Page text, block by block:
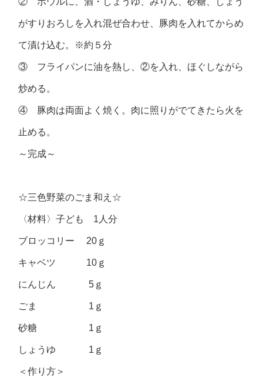
がすりおろしを入れ混ぜ合わせ、豚肉を入れてからめ
て漬け込む。※約５分
③ フライパンに油を熱し、②を入れ、ほぐしながら
炒める。
④ 豚肉は両面よく焼く。肉に照りがでてきたら火を
止める。
～完成～
☆三色野菜のごま和え☆
〈材料〉子ども 1人分
ブロッコリー 20ｇ
キャベツ 10ｇ
にんじん 5ｇ
ごま 1ｇ
砂糖 1ｇ
しょうゆ 1ｇ
＜作り方＞